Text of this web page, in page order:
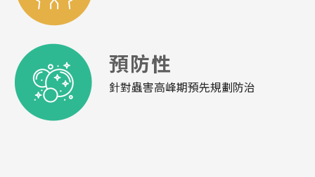
預防性
針對蟲害高峰期預先規劃防治